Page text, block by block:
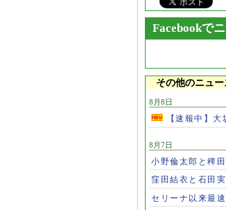
Facebookで
その他のニュー
8月8日
【速報中】大
8月7日
小野倫太郎と稗
窪田結衣と石田
セリーナ以来最